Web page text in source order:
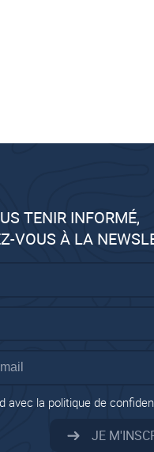
TENIR INFORMÉ,
VOUS À LA
avec la politique de